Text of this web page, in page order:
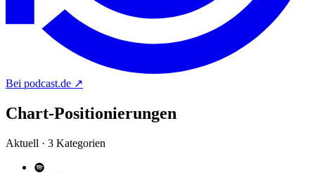
Bei podcast.de ↗
Chart-Positionierungen
Aktuell · 3 Kategorien